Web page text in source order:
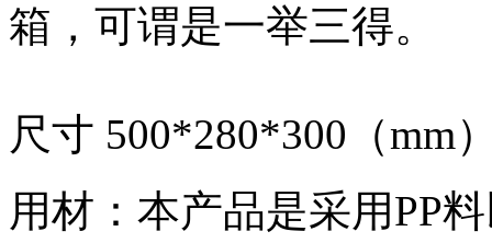
箱，可谓是一举三得。
尺寸 500*280*300（mm
用材：本产品是采用PP